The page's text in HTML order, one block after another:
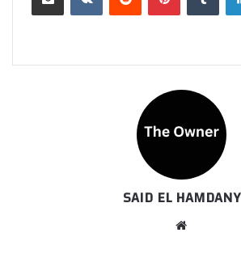
SAID EL HAMDANY